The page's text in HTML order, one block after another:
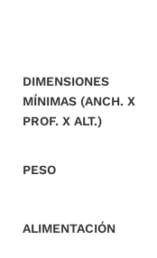
DIMENSIONES
MÍNIMAS (ANCH. X
PROF. X ALT.)
PESO
ALIMENTACIÓN